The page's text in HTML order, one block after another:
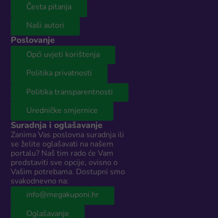
Česta pitanja
Naši autori
Poslovanje
Opći uvjeti korištenja
Politika privatnosti
Politika transparentnosti
Uredničke smjernice
Suradnja i oglašavanje
Zanima Vas poslovna suradnja ili
se želite oglašavati na našem
portalu? Naš tim rado će Vam
predstaviti sve opcije, ovisno o
Vašim potrebama. Dostupni smo
svakodnevno na:
info@megakuponi.hr
Oglašavanje